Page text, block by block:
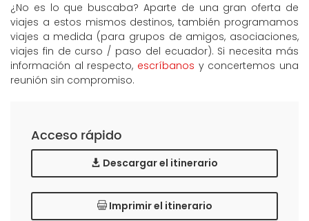
¿No es lo que buscaba? Aparte de una gran oferta de
viajes a estos mismos destinos, también programamos
viajes a medida (para grupos de amigos, asociaciones,
viajes fin de curso / paso del ecuador). Si necesita más
información al respecto, escríbanos y concertemos una
reunión sin compromiso.
Acceso rápido
Descargar el itinerario
Imprimir el itinerario